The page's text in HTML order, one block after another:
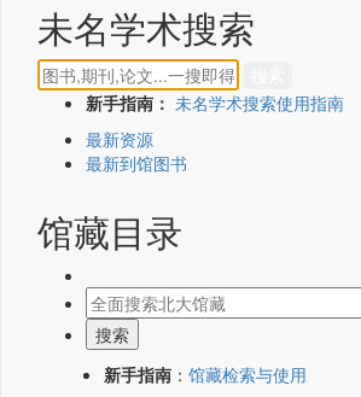
未名学术搜索
新手指南： 未名学术搜索使用指南
最新资源
最新到馆图书
馆藏目录
新手指南 ： 馆藏检索与使用